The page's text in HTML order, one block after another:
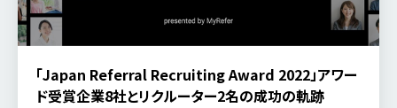
「Japan Referral Recruiting Award 2022」アワー
ド受賞企業8社とリクルーター2名の成功の軌跡